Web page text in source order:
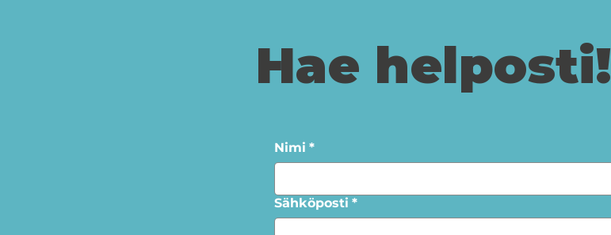
Hae helposti!
Nimi *
Sähköposti *